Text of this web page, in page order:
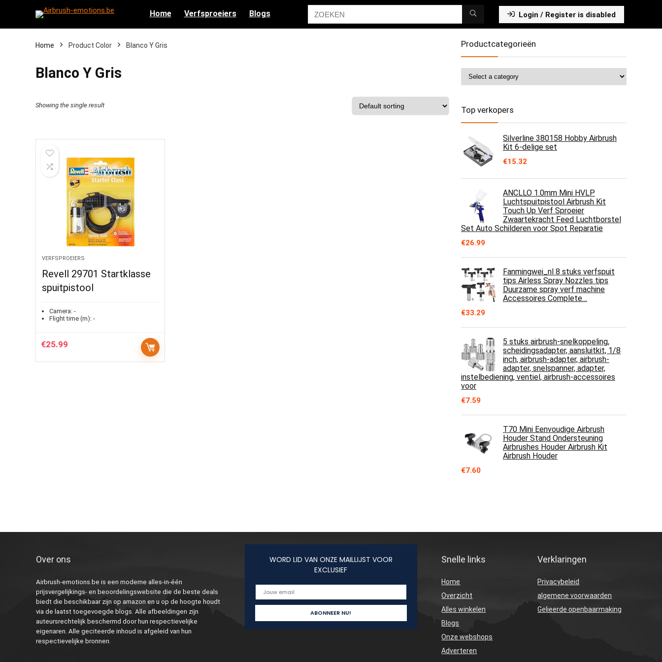
Home Verfsproeiers Blogs Login / Register is disabled
Home Product Color ‎Blanco Y Gris
‎Blanco Y Gris
Showing the single result
VERFSPROEIERS
Revell 29701 Startklasse
spuitpistool
Camera: -
Flight time (m): -
€25.99
Productcategorieën
Top verkopers
Silverline 380158 Hobby Airbrush
Kit 6-delige set
€15.32
ANCLLO 1.0mm Mini HVLP
Luchtspuitpistool Airbrush Kit
Touch Up Verf Sproeier
Zwaartekracht Feed Luchtborstel
Set Auto Schilderen voor Spot Reparatie
€26.99
Fanmingwei_nl 8 stuks verfspuit
tips Airless Spray Nozzles tips
Duurzame spray verf machine
Accessoires Complete…
€33.29
5 stuks airbrush-snelkoppeling,
scheidingsadapter, aansluitkit, 1/8
inch, airbrush-adapter, airbrush-
adapter, snelspanner, adapter,
instelbediening, ventiel, airbrush-accessoires
voor
€7.59
T70 Mini Eenvoudige Airbrush
Houder Stand Ondersteuning
Airbrushes Houder Airbrush Kit
Airbrush Houder
€7.60
Over ons
Airbrush-emotions.be is een moderne alles-in-één
prijsvergelijkings- en beoordelingswebsite die de beste deals
biedt die beschikbaar zijn op amazon en u op de hoogte houdt
via de laatst toegevoegde blogs. Alle afbeeldingen zijn
auteursrechtelijk beschermd door hun respectievelijke
eigenaren. Alle geciteerde inhoud is afgeleid van hun
respectievelijke bronnen.
WORD LID VAN ONZE MAILLIJST VOOR
EXCLUSIEF
Snelle links
Home
Overzicht
Alles winkelen
Blogs
Onze webshops
Adverteren
Verklaringen
Privacybeleid
algemene voorwaarden
Gelieerde openbaarmaking